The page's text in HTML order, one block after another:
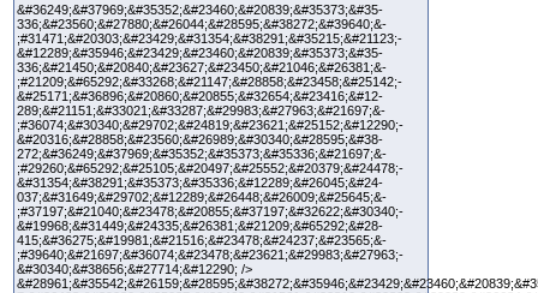
&#36249;&#37969;&#35352;&#23460;&#20839;&#35373;&#35-
336;&#23560;&#27880;&#26044;&#28595;&#38272;&#39640;&-
;#31471;&#20303;&#23429;&#31354;&#38291;&#35215;&#21123;-
&#12289;&#35946;&#23429;&#23460;&#20839;&#35373;&#35-
336;&#21450;&#20840;&#23627;&#23450;&#21046;&#26381;&-
;#21209;&#65292;&#33268;&#21147;&#28858;&#23458;&#25142;-
&#25171;&#36896;&#20860;&#20855;&#32654;&#23416;&#12-
289;&#21151;&#33021;&#33287;&#29983;&#27963;&#21697;&-
;#36074;&#30340;&#29702;&#24819;&#23621;&#25152;&#12290;-
&#20316;&#28858;&#23560;&#26989;&#30340;&#28595;&#38-
272;&#36249;&#37969;&#35352;&#35373;&#35336;&#21697;&-
;#29260;&#65292;&#25105;&#20497;&#25552;&#20379;&#24478;-
&#31354;&#38291;&#35373;&#35336;&#12289;&#26045;&#24-
037;&#31649;&#29702;&#12289;&#26448;&#26009;&#25645;&-
;#37197;&#21040;&#23478;&#20855;&#37197;&#32622;&#30340;-
&#19968;&#31449;&#24335;&#26381;&#21209;&#65292;&#28-
415;&#36275;&#19981;&#21516;&#23478;&#24237;&#23565;&-
;#39640;&#21697;&#36074;&#23478;&#23621;&#29983;&#27963;-
&#30340;&#38656;&#27714;&#12290; />